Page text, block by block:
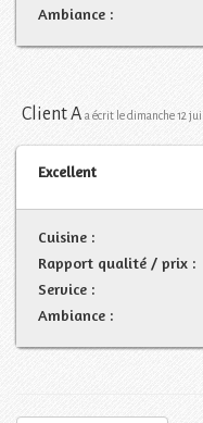
Ambiance :
Client A a écrit le dimanche 12
Excellent
Cuisine :
Rapport qualité / prix :
Service :
Ambiance :